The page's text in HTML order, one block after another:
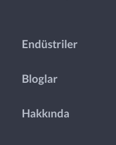
Endüstriler
Bloglar
Hakkında